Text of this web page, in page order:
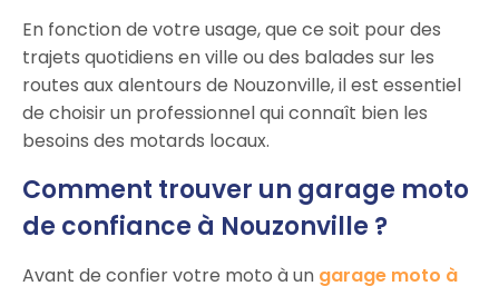
En fonction de votre usage, que ce soit pour des
trajets quotidiens en ville ou des balades sur les
routes aux alentours de Nouzonville, il est essentiel
de choisir un professionnel qui connaît bien les
besoins des motards locaux.
Comment trouver un garage moto
de confiance à Nouzonville ?
Avant de confier votre moto à un garage moto à